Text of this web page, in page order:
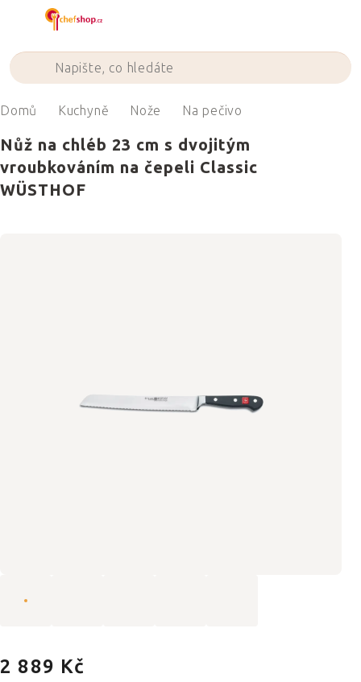
Domů Kuchyně Nože Na pečivo
Nůž na chléb 23 cm s dvojitým
vroubkováním na čepeli Classic
WÜSTHOF
2 889 Kč